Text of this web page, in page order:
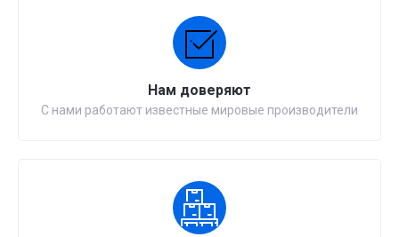
Нам доверяют
С нами работают известные мировые производители